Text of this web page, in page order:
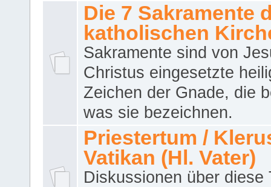
Die 7 Sakramente
katholischen
Sakramente sind von
Christus eingesetzte
Zeichen der Gnade, die
was sie bezeichnen.
Priestertum /
Vatikan (Hl. Vater)
Diskussionen über diese